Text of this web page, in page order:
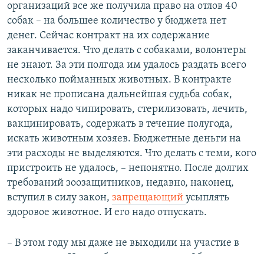
организаций все же получила право на отлов 40
собак – на большее количество у бюджета нет
денег. Сейчас контракт на их содержание
заканчивается. Что делать с собаками, волонтеры
не знают. За эти полгода им удалось раздать всего
несколько пойманных животных. В контракте
никак не прописана дальнейшая судьба собак,
которых надо чипировать, стерилизовать, лечить,
вакцинировать, содержать в течение полугода,
искать животным хозяев. Бюджетные деньги на
эти расходы не выделяются. Что делать с теми, кого
пристроить не удалось, – непонятно. После долгих
требований зоозащитников, недавно, наконец,
вступил в силу закон, запрещающий усыплять
здоровое животное. И его надо отпускать.
– В этом году мы даже не выходили на участие в